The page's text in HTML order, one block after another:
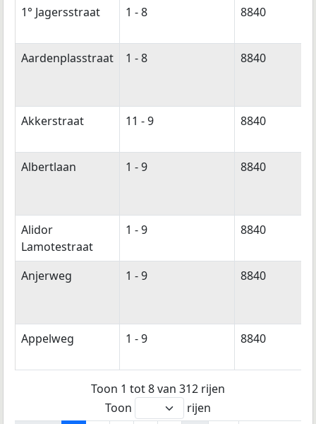
1° Jagersstraat 1 - 8 8840
Aardenplasstraat 1 - 8 8840
Akkerstraat 11 - 9 8840
Albertlaan 1 - 9 8840
Alidor
Lamotestraat
1 - 9 8840
Anjerweg 1 - 9 8840
Appelweg 1 - 9 8840
Toon 1 tot 8 van 312 rijen
Toon
rijen